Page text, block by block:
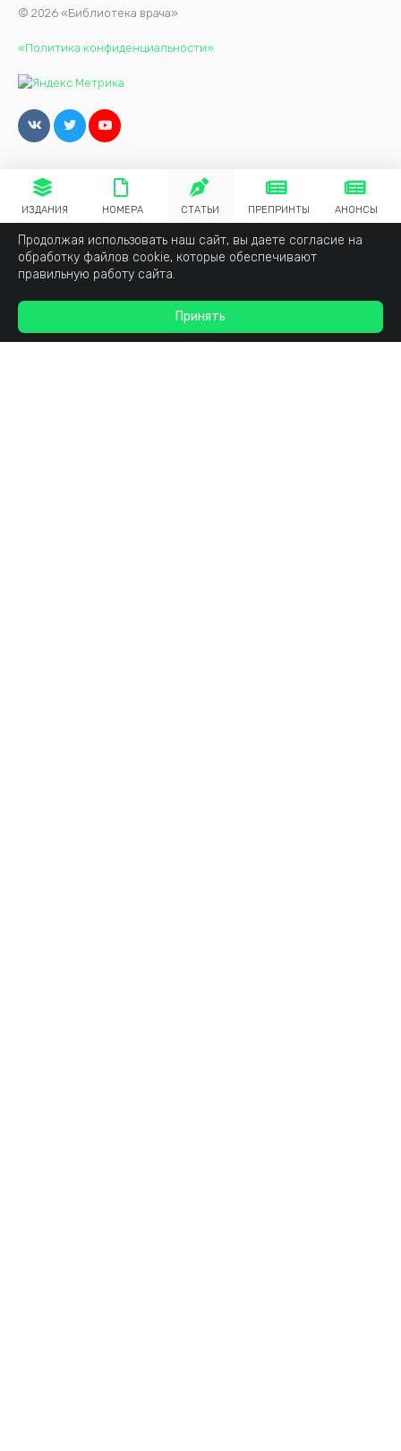
© 2026 «Библиотека врача»
«Политика конфиденциальности»
ИЗДАНИЯ НОМЕРА СТАТЬИ ПРЕПРИНТЫ АНОНСЫ
Продолжая использовать наш сайт, вы даете согласие на
обработку файлов cookie, которые обеспечивают
правильную работу сайта.
Принять